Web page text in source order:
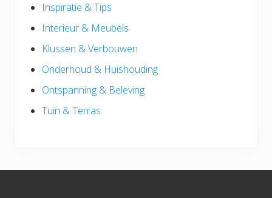
Inspiratie & Tips
Interieur & Meubels
Klussen & Verbouwen
Onderhoud & Huishouding
Ontspanning & Beleving
Tuin & Terras